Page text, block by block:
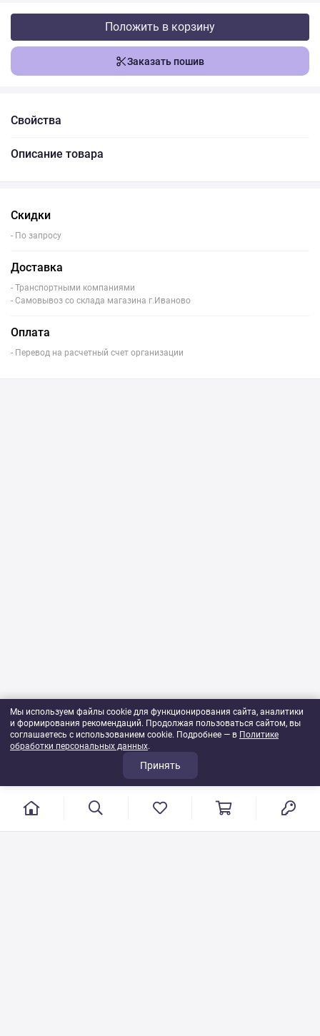
Положить в корзину
Заказать пошив
Свойства
Описание товара
Скидки
- По запросу
Доставка
- Транспортными компаниями
- Самовывоз со склада магазина г.Иваново
Оплата
- Перевод на расчетный счет организации
Мы используем файлы cookie для функционирования сайта, аналитики
и формирования рекомендаций. Продолжая пользоваться сайтом, вы
соглашаетесь с использованием cookie. Подробнее — в Политике
обработки персональных данных.
Принять